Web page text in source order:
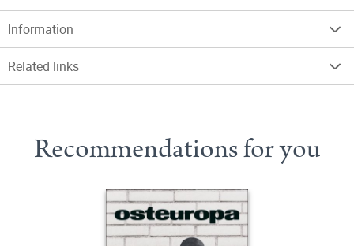
Information
Related links
Recommendations for you